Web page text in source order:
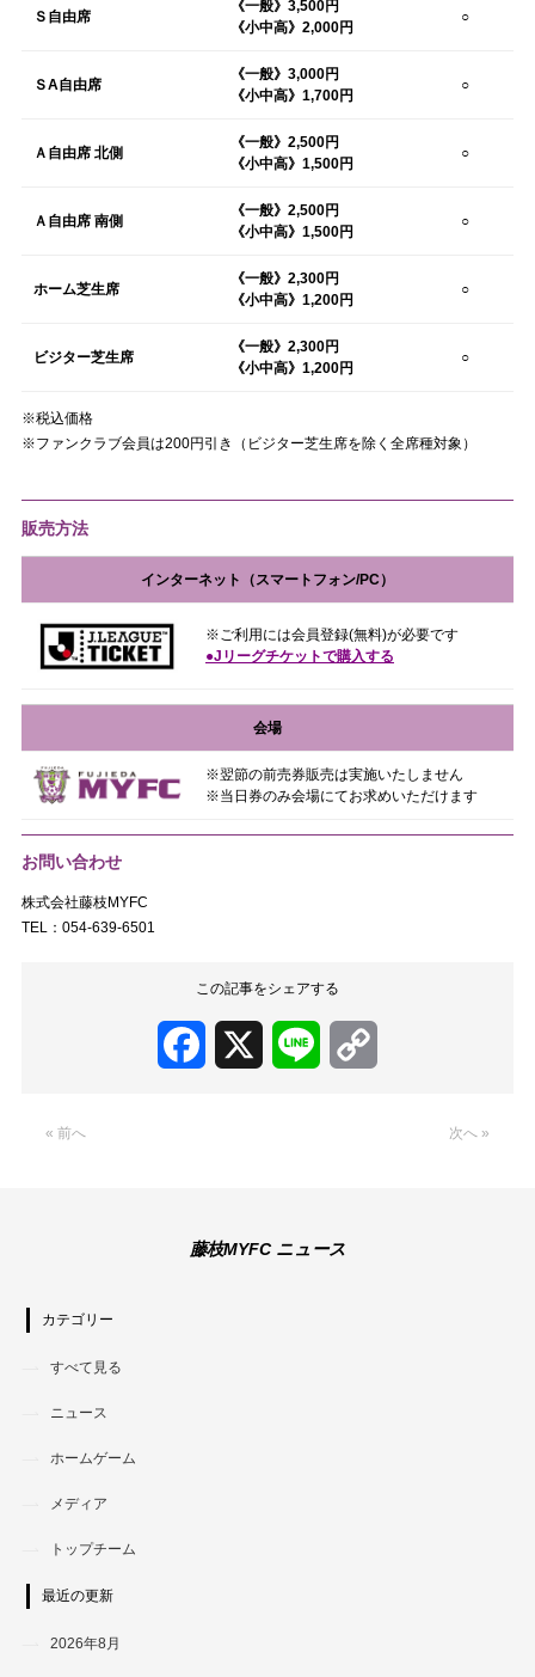
Ｓ自由席
《一般》3,500円
《小中高》2,000円
○
ＳA自由席
《一般》3,000円
《小中高》1,700円
○
Ａ自由席 北側
《一般》2,500円
《小中高》1,500円
○
Ａ自由席 南側
《一般》2,500円
《小中高》1,500円
○
ホーム芝生席
《一般》2,300円
《小中高》1,200円
○
ビジター芝生席
《一般》2,300円
《小中高》1,200円
○
※税込価格
※ファンクラブ会員は200円引き（ビジター芝生席を除く全席種対象）
販売方法
インターネット（スマートフォン/PC）
※ご利用には会員登録(無料)が必要です
●Jリーグチケットで購入する
会場
※翌節の前売券販売は実施いたしません
※当日券のみ会場にてお求めいただけます
お問い合わせ
株式会社藤枝MYFC
TEL：054-639-6501
この記事をシェアする
Facebook Line
« 前へ 次へ »
藤枝MYFC ニュース
カテゴリー
すべて見る
ニュース
ホームゲーム
メディア
トップチーム
最近の更新
2026年8月